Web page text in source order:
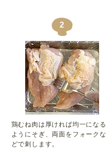
2
鶏むね肉は厚ければ均一になる
ようにそぎ、両面をフォークな
どで刺します。